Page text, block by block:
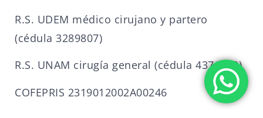
R.S. UDEM médico cirujano y partero
(cédula 3289807)
R.S. UNAM cirugía general (cédula 4371840)
COFEPRIS 2319012002A00246